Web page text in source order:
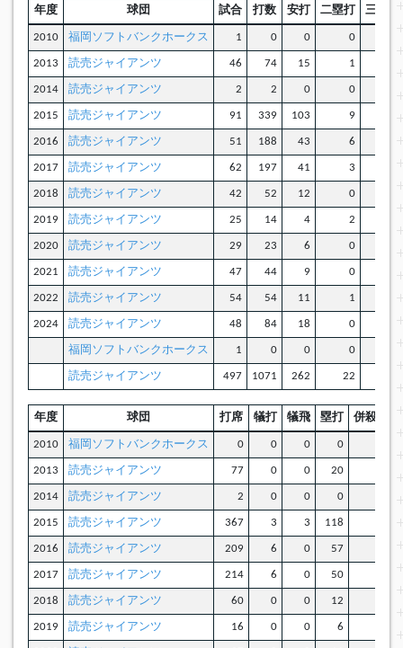
年度 球団 試合 打数 安打 二塁打 三塁打
2010 福岡ソフトバンクホークス 1 0 0 0
2013 読売ジャイアンツ 46 74 15 1
2014 読売ジャイアンツ 2 2 0 0 0
2015 読売ジャイアンツ 91 339 103 9 3
2016 読売ジャイアンツ 51 188 43 6 1
2017 読売ジャイアンツ 62 197 41 3 3
2018 読売ジャイアンツ 42 52 12 0
2019 読売ジャイアンツ 25 14 4 2
2020 読売ジャイアンツ 29 23 6 0
2021 読売ジャイアンツ 47 44 9 0 0
2022 読売ジャイアンツ 54 54 11 1 0
2024 読売ジャイアンツ 48 84 18 0 0
福岡ソフトバンクホークス 1 0 0 0 0
読売ジャイアンツ 497 1071 262 22
年度 球団 打席 犠打 犠飛 塁打 併殺打
2010 福岡ソフトバンクホークス 0 0 0 0
2013 読売ジャイアンツ 77 0 0 20
2014 読売ジャイアンツ 2 0 0 0
2015 読売ジャイアンツ 367 3 3 118
2016 読売ジャイアンツ 209 6 0 57
2017 読売ジャイアンツ 214 6 0 50
2018 読売ジャイアンツ 60 0 0 12
2019 読売ジャイアンツ 16 0 0 6